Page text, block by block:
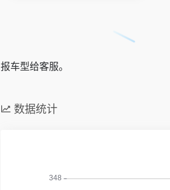
报车型给客服。
数据统计